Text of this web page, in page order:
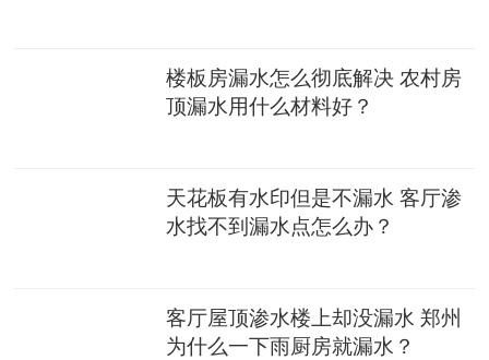
楼板房漏水怎么彻底解决 农村房
顶漏水用什么材料好？
天花板有水印但是不漏水 客厅渗
水找不到漏水点怎么办？
客厅屋顶渗水楼上却没漏水 郑州
为什么一下雨厨房就漏水？